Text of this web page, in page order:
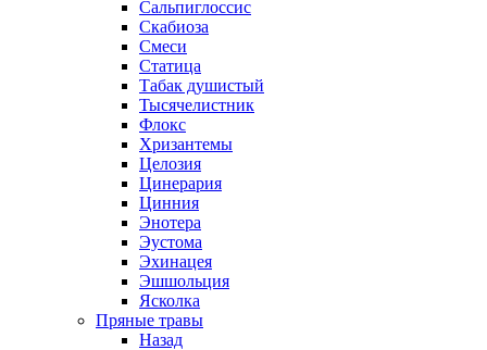
Сальпиглоссис
Скабиоза
Смеси
Статица
Табак душистый
Тысячелистник
Флокс
Хризантемы
Целозия
Цинерария
Цинния
Энотера
Эустома
Эхинацея
Эшшольция
Ясколка
Пряные травы
Назад